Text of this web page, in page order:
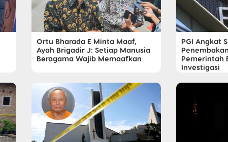
Ortu Bharada E Minta Maaf,
Ayah Brigadir J: Setiap Manusia
Beragama Wajib Memaafkan
PGI Angkat
Pemerintah
Investigasi